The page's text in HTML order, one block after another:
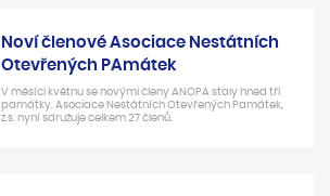
Noví členové Asociace Nestátních
Otevřených PAmátek
V měsíci květnu se novými členy ANOPA staly hned tři
památky. Asociace Nestátních Otevřených Památek,
z.s. nyní sdružuje celkem 27 členů.